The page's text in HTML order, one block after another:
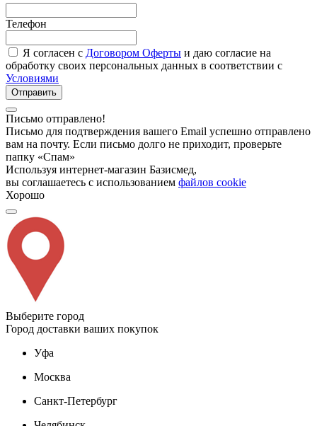
Телефон
Я согласен с Договором Оферты и даю согласие на
обработку своих персональных данных в соответствии с
Условиями
Отправить
Письмо отправлено!
Письмо для подтверждения вашего Email успешно отправлено
вам на почту. Если письмо долго не приходит, проверьте
папку «Спам»
Используя интернет-магазин Базисмед,
вы соглашаетесь с использованием файлов cookie
Хорошо
Выберите город
Город доставки ваших покупок
Уфа
Москва
Санкт-Петербург